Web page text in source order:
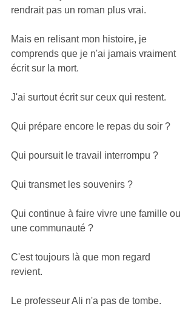
rendrait pas un roman plus vrai.
Mais en relisant mon histoire, je
comprends que je n'ai jamais vraiment
écrit sur la mort.
J'ai surtout écrit sur ceux qui restent.
Qui prépare encore le repas du soir ?
Qui poursuit le travail interrompu ?
Qui transmet les souvenirs ?
Qui continue à faire vivre une famille ou
une communauté ?
C'est toujours là que mon regard
revient.
Le professeur Ali n'a pas de tombe.